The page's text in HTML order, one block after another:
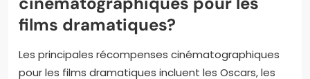
distinctions soulignent l’impact et la créativité des
chaînes. Les récompenses contribuent à la
reconnaissance des talents dans l’industrie.